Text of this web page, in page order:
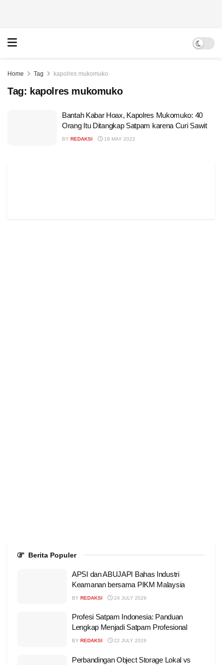
Home Tag kapolres mukomuko
Tag: kapolres mukomuko
Bantah Kabar Hoax, Kapolres Mukomuko: 40
Orang Itu Ditangkap Satpam karena Curi Sawit
BY REDAKSI 18 MAY 2022
Berita Populer
APSI dan ABUJAPI Bahas Industri
Keamanan bersama PIKM Malaysia
BY REDAKSI 24 JULY 2026
Profesi Satpam Indonesia: Panduan
Lengkap Menjadi Satpam Profesional
BY REDAKSI 22 JULY 2026
Perbandingan Object Storage Lokal vs